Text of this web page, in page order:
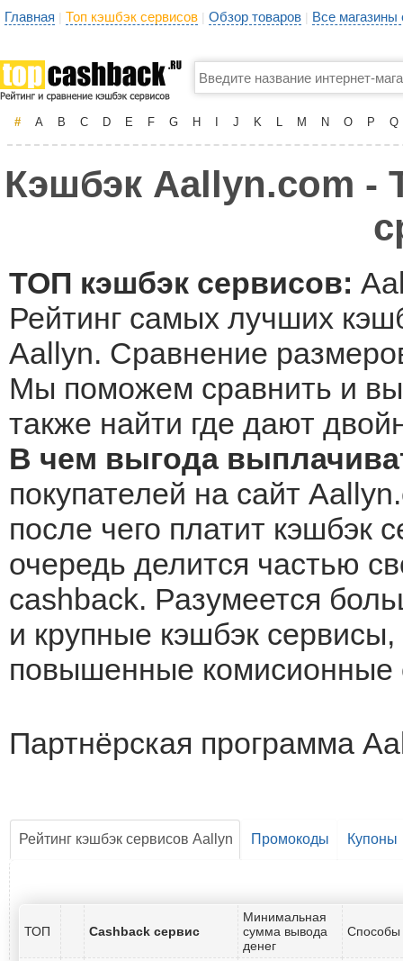
Главная | Топ кэшбэк сервисов | Обзор товаров | Все
# A B C D E F G H J K L M N O P Q
Кэшбэк Aallyn.com -
ТОП кэшбэк сервисов:
Рейтинг самых лучших
Aallyn. Сравнение
Мы поможем сравнить и
также найти где дают
В чем выгода
покупателей на сайт
после чего платит кэшбэк
очередь делится частью
cashback. Разумеется
и крупные кэшбэк
повышенные комисионные
Партнёрская программа
Рейтинг кэшбэк сервисов Aallyn Промокоды Купоны
ТОП Cashback сервис
Минимальная
сумма вывода
денег
Способы